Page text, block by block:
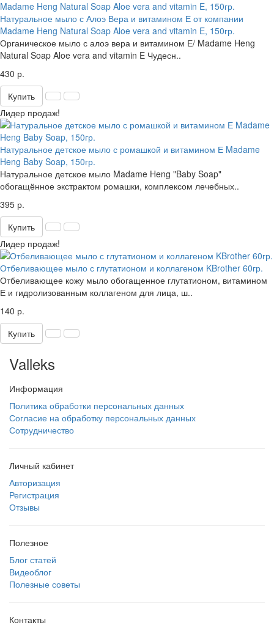
Натуральное мыло с Алоэ Вера и витамином Е от компании
Madame Heng Natural Soap Aloe vera and vitamin E, 150гр.
Органическое мыло с алоэ вера и витамином Е/ Madame Heng
Natural Soap Aloe vera and vitamin E Чудесн..
430 р.
Купить
Лидер продаж!
Натуральное детское мыло с ромашкой и витамином Е Madame
Heng Baby Soap, 150гр.
Натуральное детское мыло Madame Heng "Baby Soap"
обогащённое экстрактом ромашки, комплексом лечебных..
395 р.
Купить
Лидер продаж!
Отбеливающее мыло с глутатионом и коллагеном KBrother 60гр.
Отбеливающее кожу мыло обогащенное глутатионом, витамином
Е и гидролизованным коллагеном для лица, ш..
140 р.
Купить
Valleks
Информация
Политика обработки персональных данных
Согласие на обработку персональных данных
Сотрудничество
Личный кабинет
Авторизация
Регистрация
Отзывы
Полезное
Блог статей
Видеоблог
Полезные советы
Контакты